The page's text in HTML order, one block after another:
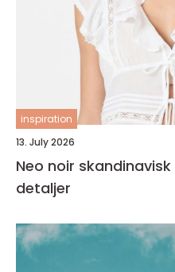
inspiration
13. July 2026
Neo noir skandinavisk mote med feminine
detaljer